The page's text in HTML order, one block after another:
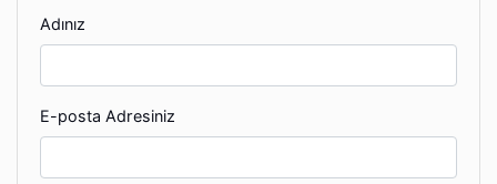
Adınız
E-posta Adresiniz